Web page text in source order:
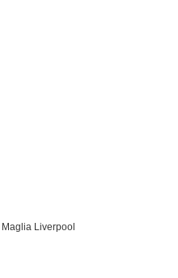
Maglia Liverpool